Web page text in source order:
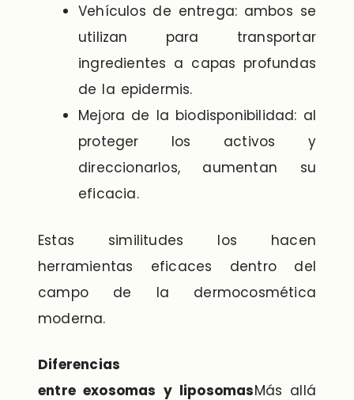
Vehículos de entrega: ambos se
utilizan para transportar
ingredientes a capas profundas
de la epidermis.
Mejora de la biodisponibilidad: al
proteger los activos y
direccionarlos, aumentan su
eficacia.
Estas similitudes los hacen
herramientas eficaces dentro del
campo de la dermocosmética
moderna.
Diferencias
entre exosomas y liposomasMás allá